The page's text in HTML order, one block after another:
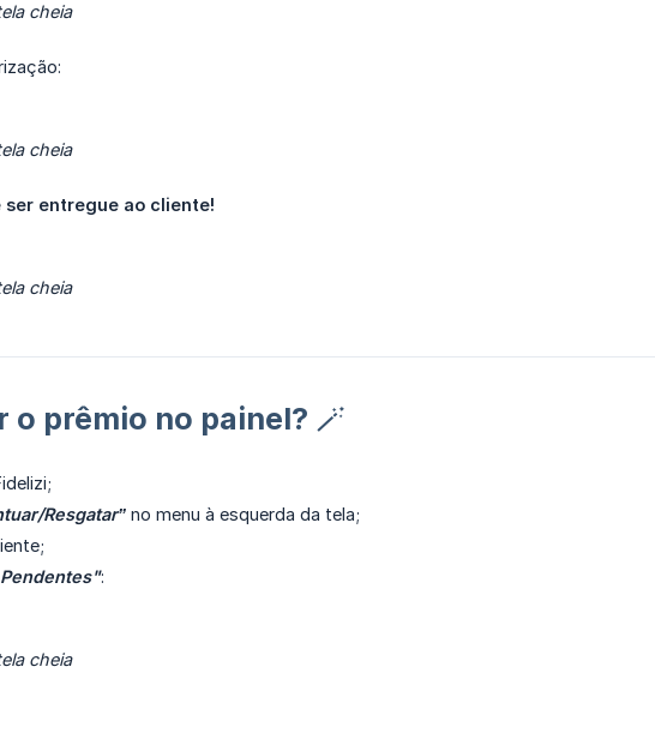
cheia
cheia
ser entregue ao cliente!
cheia
o prêmio no painel? 🪄
Resgatar” no menu à esquerda da tela;
:
cheia